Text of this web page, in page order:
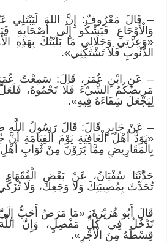
– قَالَ مَعْرُوفٌ: إِنَّ اللهَ لَيَبْتَلِي
وَالْأَوْجَاعِ فَيَشْكُو إِلَى أَصْحَابِهِ
«وَعِزَّتِي وَجَلَالِي مَا بَلَيْتُكَ بِهَذِهِ
الذُّنُوبِ فَلَا تَشْتَكِنِي».
– عَنِ ابْنِ عُمَرَ، قَالَ: سَمِعْتُ
مَرِيضُكُمُ الشَّيْءَ فَلَا تَحْمُوهُ،
لِيَجْعَلَ شِفَاءَهُ فِيهِ».
– عَنْ جَابِرٍ قَالَ: قَالَ رَسُولُ اللَّهِ
«يَوَدُّ أَهْلُ الْعَافِيَةِ يَوْمَ الْقِيَامَةِ
بِالْمَقَارِيضِ مِمَّا يَرَوْنَ مِنْ ثَوَابِ أَهْلِ
حَدَّثَنَا سُفْيَانُ، عَنْ بَعْضِ الْفُقَهَاءِ
تُحَدِّثَ بِمُصِيبَتِكَ وَلَا وَجَعِكَ، وَلَا
قَالَ أَبُو هُرَيْرَةَ: «مَا مَرَضٌ أَحَبُّ
تَدْخُلُ فِي كُلِّ مَفْصِلٍ، وَإِنَّ
قِسْطَهُ مِنَ الْأَجْرِ».